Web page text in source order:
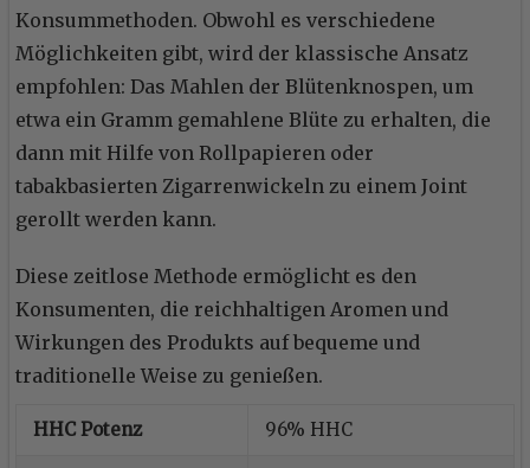
Konsummethoden. Obwohl es verschiedene
Möglichkeiten gibt, wird der klassische Ansatz
empfohlen: Das Mahlen der Blütenknospen, um
etwa ein Gramm gemahlene Blüte zu erhalten, die
dann mit Hilfe von Rollpapieren oder
tabakbasierten Zigarrenwickeln zu einem Joint
gerollt werden kann.
Diese zeitlose Methode ermöglicht es den
Konsumenten, die reichhaltigen Aromen und
Wirkungen des Produkts auf bequeme und
traditionelle Weise zu genießen.
HHC Potenz 96% HHC